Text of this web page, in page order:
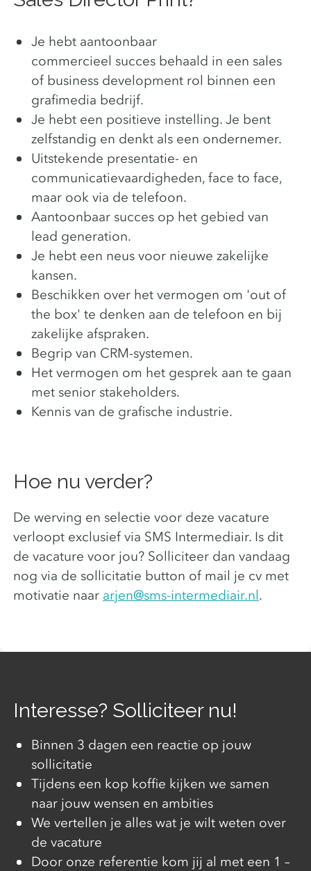
Je hebt aantoonbaar
commercieel succes behaald in een sales
of business development rol binnen een
grafimedia bedrijf.
Je hebt een positieve instelling. Je bent
zelfstandig en denkt als een ondernemer.
Uitstekende presentatie- en
communicatievaardigheden, face to face,
maar ook via de telefoon.
Aantoonbaar succes op het gebied van
lead generation.
Je hebt een neus voor nieuwe zakelijke
kansen.
Beschikken over het vermogen om 'out of
the box' te denken aan de telefoon en bij
zakelijke afspraken.
Begrip van CRM-systemen.
Het vermogen om het gesprek aan te gaan
met senior stakeholders.
Kennis van de grafische industrie.
Hoe nu verder?
De werving en selectie voor deze vacature
verloopt exclusief via SMS Intermediair. Is dit
de vacature voor jou? Solliciteer dan vandaag
nog via de sollicitatie button of mail je cv met
motivatie naar arjen@sms-intermediair.nl.
Interesse? Solliciteer nu!
Binnen 3 dagen een reactie op jouw
sollicitatie
Tijdens een kop koffie kijken we samen
naar jouw wensen en ambities
We vertellen je alles wat je wilt weten over
de vacature
Door onze referentie kom jij al met een 1 –